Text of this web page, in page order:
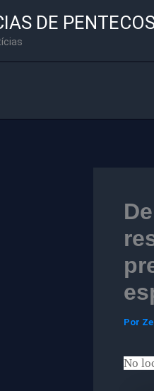
DE
Por
No